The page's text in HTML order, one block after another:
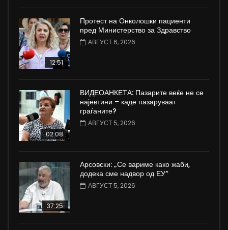
12:51
Протест на Онколошки пациенти
пред Министерство за Здравство
АВГУСТ 6, 2026
02:08
ВИДЕОАНКЕТА: Пазарите веќе не се
најевтини – каде пазаруваат
граѓаните?
АВГУСТ 5, 2026
37:25
Арсовски: „Се вариме како жаби,
додека сме надвор од ЕУ“
АВГУСТ 5, 2026